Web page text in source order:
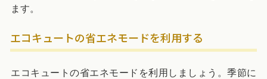
ます。
エコキュートの省エネモードを利用する
エコキュートの省エネモードを利用しましょう。季節に